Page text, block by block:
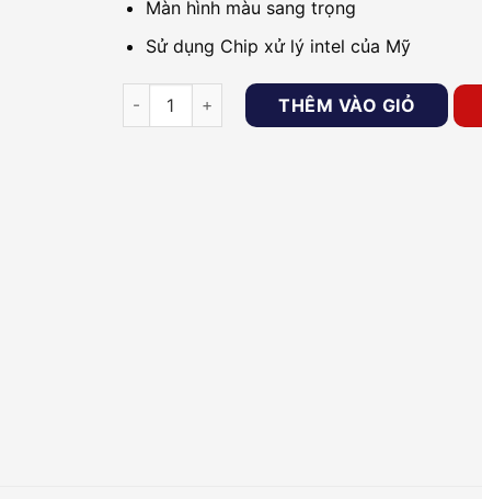
Màn hình màu sang trọng
Sử dụng Chip xử lý intel của Mỹ
Máy chấm công RONALD JACK DG-100 số lượng
THÊM VÀO GIỎ